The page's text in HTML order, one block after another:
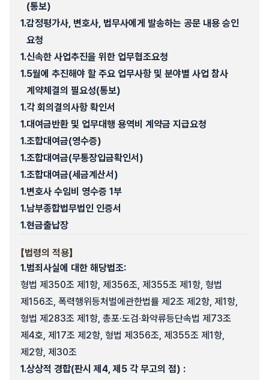
(통보)
1.감정평가사, 변호사, 법무사에게 발송하는 공문 내용 승인
요청
1.신속한 사업추진을 위한 업무협조요청
1.5월에 추진해야 할 주요 업무사항 및 분야별 사업 참사
계약체결의 필요성(통보)
1.각 회의결의사항 확인서
1.대여금반환 및 업무대행 용역비 계약금 지급요청
1.조합대여금(영수증)
1.조합대여금(무통장입금확인서)
1.조합대여금(세금계산서)
1.변호사 수임비 영수증 1부
1.남부종합법무법인 인증서
1.현금출납장
【법령의 적용】
1.범죄사실에 대한 해당법조:
형법 제350조 제1항, 제356조, 제355조 제1항, 형법
제156조, 폭력행위등처벌에관한법률 제2조 제2항, 제1항,
형법 제283조 제1항, 총포·도검·화약류등단속법 제73조
제4호, 제17조 제2항, 형법 제356조, 제355조 제1항,
제2항, 제30조
1.상상적 경합(판시 제4, 제5 각 무고의 점) :